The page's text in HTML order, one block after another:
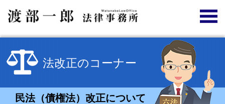
法改正のコーナー
民法（債権法）改正について